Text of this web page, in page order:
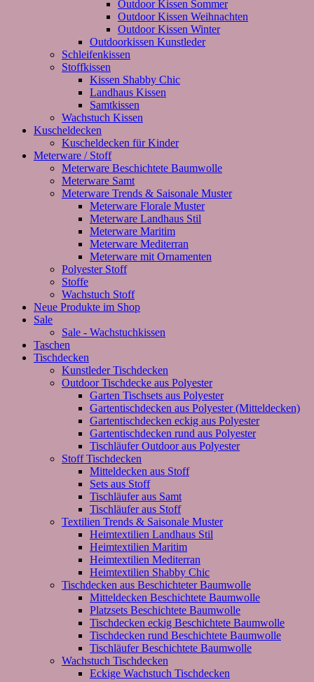
Outdoor Kissen Sommer
Outdoor Kissen Weihnachten
Outdoor Kissen Winter
Outdoorkissen Kunstleder
Schleifenkissen
Stoffkissen
Kissen Shabby Chic
Landhaus Kissen
Samtkissen
Wachstuch Kissen
Kuscheldecken
Kuscheldecken für Kinder
Meterware / Stoff
Meterware Beschichtete Baumwolle
Meterware Samt
Meterware Trends & Saisonale Muster
Meterware Florale Muster
Meterware Landhaus Stil
Meterware Maritim
Meterware Mediterran
Meterware mit Ornamenten
Polyester Stoff
Stoffe
Wachstuch Stoff
Neue Produkte im Shop
Sale
Sale - Wachstuchkissen
Taschen
Tischdecken
Kunstleder Tischdecken
Outdoor Tischdecke aus Polyester
Garten Tischsets aus Polyester
Gartentischdecken aus Polyester (Mitteldecken)
Gartentischdecken eckig aus Polyester
Gartentischdecken rund aus Polyester
Tischläufer Outdoor aus Polyester
Stoff Tischdecken
Mitteldecken aus Stoff
Sets aus Stoff
Tischläufer aus Samt
Tischläufer aus Stoff
Textilien Trends & Saisonale Muster
Heimtextilien Landhaus Stil
Heimtextilien Maritim
Heimtextilien Mediterran
Heimtextilien Shabby Chic
Tischdecken aus Beschichteter Baumwolle
Mitteldecken Beschichtete Baumwolle
Platzsets Beschichtete Baumwolle
Tischdecken eckig Beschichtete Baumwolle
Tischdecken rund Beschichtete Baumwolle
Tischläufer Beschichtete Baumwolle
Wachstuch Tischdecken
Eckige Wachstuch Tischdecken